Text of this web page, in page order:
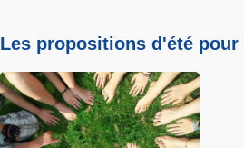
Les propositions d'été pour